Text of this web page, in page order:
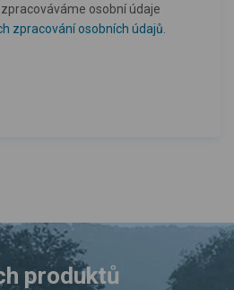
osobní údaje
zpracování osobních údajů
produktů